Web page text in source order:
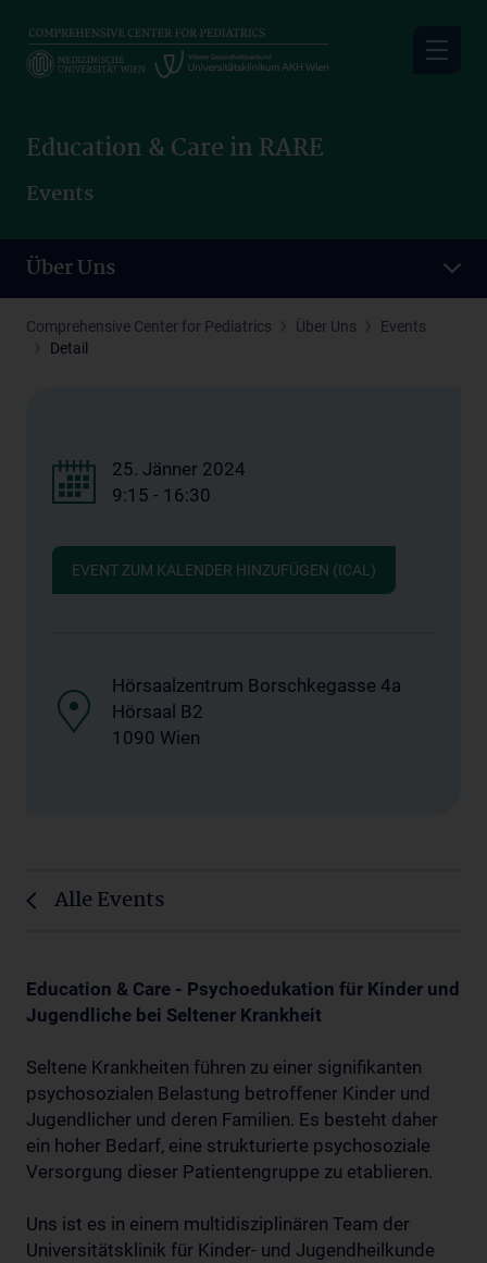
main
Education & Care in RARE
Events
Über Uns
Comprehensive Center for Pediatrics Über Uns
Events
Detail
25. Jänner 2024
9:15 - 16:30
EVENT ZUM KALENDER HINZUFÜGEN (ICAL)
Hörsaalzentrum Borschkegasse 4a
Hörsaal B2
1090 Wien
Alle Events
Education & Care - Psychoedukation für Kinder und
Jugendliche bei Seltener Krankheit
Seltene Krankheiten führen zu einer signifikanten
psychosozialen Belastung betroffener Kinder und
Jugendlicher und deren Familien. Es besteht daher
ein hoher Bedarf, eine strukturierte psychosoziale
Versorgung dieser Patientengruppe zu etablieren.
Uns ist es in einem multidisziplinären Team der
Universitätsklinik für Kinder- und Jugendheilkunde